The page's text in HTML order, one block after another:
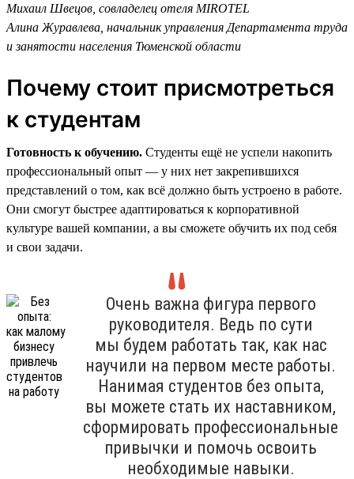
Михаил Швецов, совладелец отеля MIROTEL
Алина Журавлева, начальник управления Департамента труда
и занятости населения Тюменской области
Почему стоит присмотреться
к студентам
Готовность к обучению. Студенты ещё не успели накопить
профессиональный опыт — у них нет закрепившихся
представлений о том, как всё должно быть устроено в работе.
Они смогут быстрее адаптироваться к корпоративной
культуре вашей компании, а вы сможете обучить их под себя
и свои задачи.
Очень важна фигура первого
руководителя. Ведь по сути
мы будем работать так, как нас
научили на первом месте работы.
Нанимая студентов без опыта,
вы можете стать их наставником,
сформировать профессиональные
привычки и помочь освоить
необходимые навыки.